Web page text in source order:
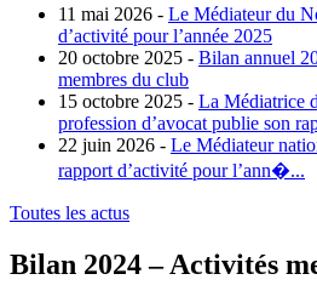
11 mai 2026 - Le Médiateur du
d’activité pour l’année 2025
20 octobre 2025 - Bilan annuel
membres du club
15 octobre 2025 - La Médiatrice
profession d’avocat publie son
22 juin 2026 - Le Médiateur
rapport d’activité pour l’ann�...
Toutes les actus
Bilan 2024 – Activités